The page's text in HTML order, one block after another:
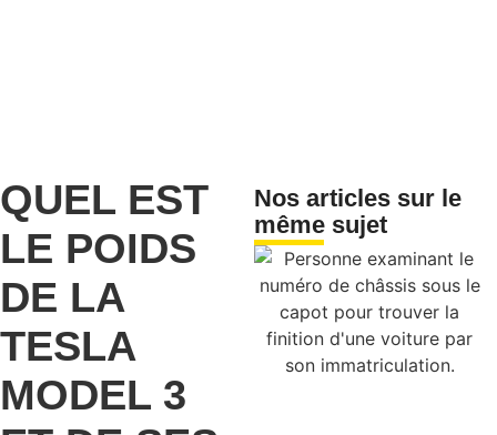
QUEL EST
LE POIDS
DE LA
TESLA
MODEL 3
Nos articles sur le
même sujet